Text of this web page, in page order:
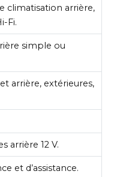
climatisation arrière,
Fi.
simple ou
arrière, extérieures,
arrière 12 V.
et d’assistance.